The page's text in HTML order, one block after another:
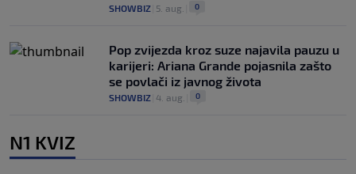
SHOWBIZ 5. aug. 0
Pop zvijezda kroz suze najavila pauzu u
karijeri: Ariana Grande pojasnila zašto
se povlači iz javnog života
SHOWBIZ 4. aug. 0
N1 KVIZ